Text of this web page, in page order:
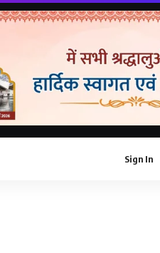
Sign In